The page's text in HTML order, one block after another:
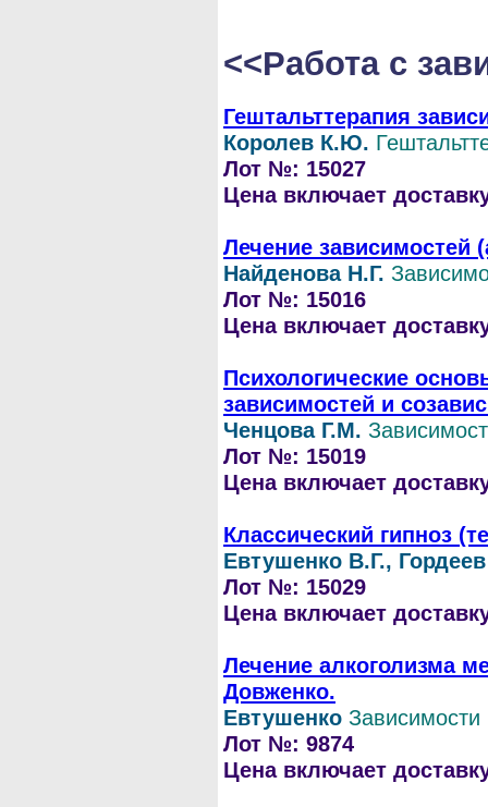
<<Работа с
Гештальттерапия
Королев К.Ю.
Лот №: 15027
Цена включает
Лечение зависимостей
Найденова Н.Г.
Лот №: 15016
Цена включает
Психологические
зависимостей и
Ченцова Г.М.
Лот №: 15019
Цена включает
Классический гипноз
Евтушенко В.Г.,
Лот №: 15029
Цена включает
Лечение алкоголизма
Довженко.
Евтушенко Зависимости
Лот №: 9874
Цена включает